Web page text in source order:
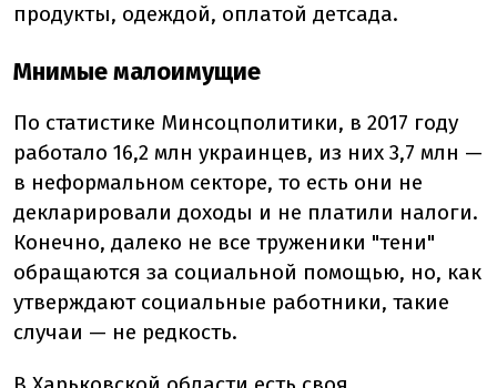
продукты, одеждой, оплатой детсада.
Мнимые малоимущие
По статистике Минсоцполитики, в 2017 году
работало 16,2 млн украинцев, из них 3,7 млн —
в неформальном секторе, то есть они не
декларировали доходы и не платили налоги.
Конечно, далеко не все труженики "тени"
обращаются за социальной помощью, но, как
утверждают социальные работники, такие
случаи — не редкость.